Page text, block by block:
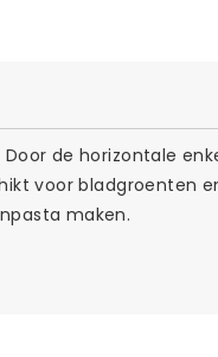
de horizontale
voor bladgroenten
maken.